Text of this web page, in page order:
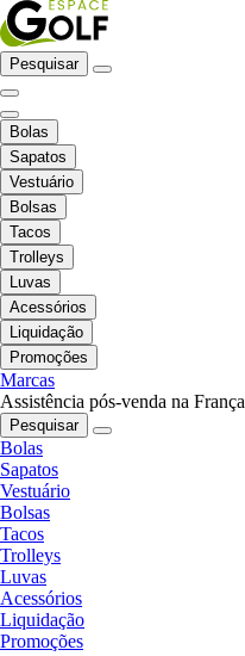
Pesquisar
Bolas
Sapatos
Vestuário
Bolsas
Tacos
Trolleys
Luvas
Acessórios
Liquidação
Promoções
Marcas
Assistência pós-venda na França
Pesquisar
Bolas
Sapatos
Vestuário
Bolsas
Tacos
Trolleys
Luvas
Acessórios
Liquidação
Promoções